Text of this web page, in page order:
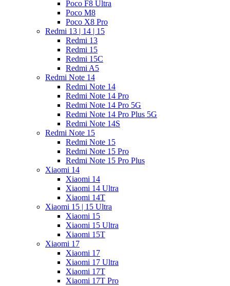
Poco F8 Ultra
Poco M8
Poco X8 Pro
Redmi 13 | 14 | 15
Redmi 13
Redmi 15
Redmi 15C
Redmi A5
Redmi Note 14
Redmi Note 14
Redmi Note 14 Pro
Redmi Note 14 Pro 5G
Redmi Note 14 Pro Plus 5G
Redmi Note 14S
Redmi Note 15
Redmi Note 15
Redmi Note 15 Pro
Redmi Note 15 Pro Plus
Xiaomi 14
Xiaomi 14
Xiaomi 14 Ultra
Xiaomi 14T
Xiaomi 15 | 15 Ultra
Xiaomi 15
Xiaomi 15 Ultra
Xiaomi 15T
Xiaomi 17
Xiaomi 17
Xiaomi 17 Ultra
Xiaomi 17T
Xiaomi 17T Pro